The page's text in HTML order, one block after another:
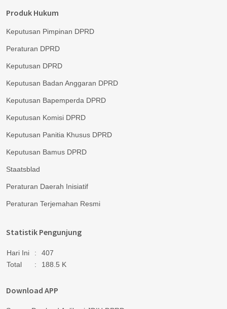
Produk Hukum
Keputusan Pimpinan DPRD
Peraturan DPRD
Keputusan DPRD
Keputusan Badan Anggaran DPRD
Keputusan Bapemperda DPRD
Keputusan Komisi DPRD
Keputusan Panitia Khusus DPRD
Keputusan Bamus DPRD
Staatsblad
Peraturan Daerah Inisiatif
Peraturan Terjemahan Resmi
Statistik Pengunjung
Hari Ini :
407
Total
: 188.5 K
Download APP